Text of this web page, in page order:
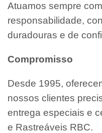
Atuamos sempre
responsabilidade,
duradouras e de
Compromisso
Desde 1995,
nossos clientes
entrega especiais e
e Rastreáveis RBC.